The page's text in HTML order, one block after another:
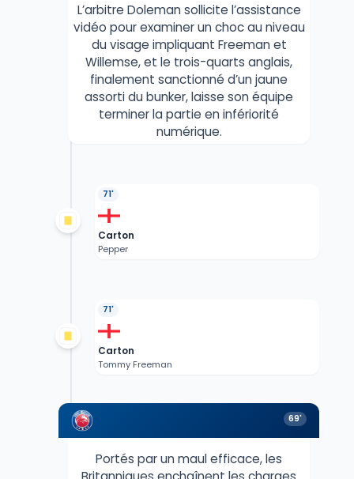
L’arbitre Doleman sollicite l’assistance
vidéo pour examiner un choc au niveau
du visage impliquant Freeman et
Willemse, et le trois-quarts anglais,
finalement sanctionné d’un jaune
assorti du bunker, laisse son équipe
terminer la partie en infériorité
numérique.
71'
Carton
Pepper
71'
Carton
Tommy Freeman
69'
Portés par un maul efficace, les